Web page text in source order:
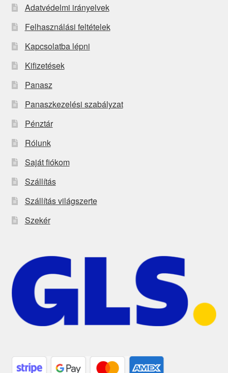
Adatvédelmi irányelvek
Felhasználási feltételek
Kapcsolatba lépni
Kifizetések
Panasz
Panaszkezelési szabályzat
Pénztár
Rólunk
Saját fiókom
Szállítás
Szállítás világszerte
Szekér